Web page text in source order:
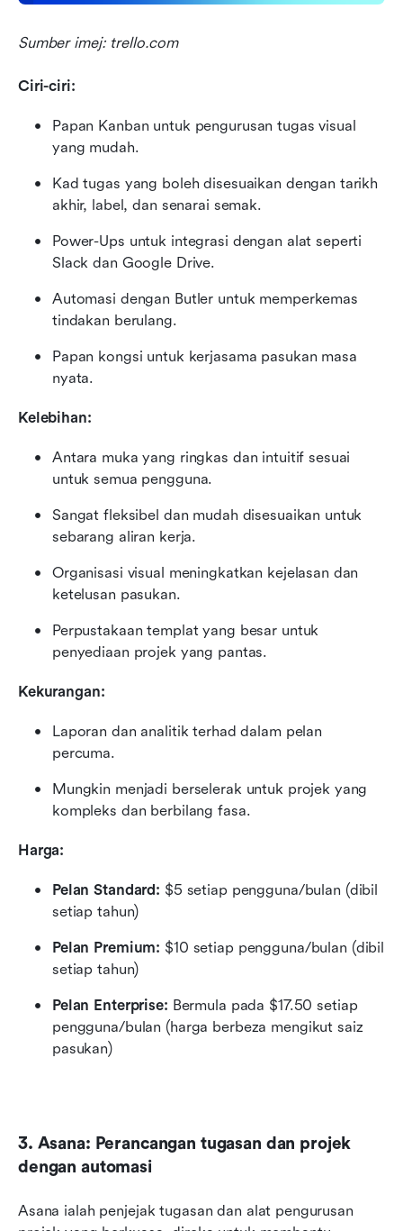
Sumber imej: trello.com
Ciri-ciri:
Papan Kanban untuk pengurusan tugas visual
yang mudah.
Kad tugas yang boleh disesuaikan dengan tarikh
akhir, label, dan senarai semak.
Power-Ups untuk integrasi dengan alat seperti
Slack dan Google Drive.
Automasi dengan Butler untuk memperkemas
tindakan berulang.
Papan kongsi untuk kerjasama pasukan masa
nyata.
Kelebihan:
Antara muka yang ringkas dan intuitif sesuai
untuk semua pengguna.
Sangat fleksibel dan mudah disesuaikan untuk
sebarang aliran kerja.
Organisasi visual meningkatkan kejelasan dan
ketelusan pasukan.
Perpustakaan templat yang besar untuk
penyediaan projek yang pantas.
Kekurangan:
Laporan dan analitik terhad dalam pelan
percuma.
Mungkin menjadi berselerak untuk projek yang
kompleks dan berbilang fasa.
Harga:
Pelan Standard: $5 setiap pengguna/bulan (dibil
setiap tahun)
Pelan Premium: $10 setiap pengguna/bulan (dibil
setiap tahun)
Pelan Enterprise: Bermula pada $17.50 setiap
pengguna/bulan (harga berbeza mengikut saiz
pasukan)
3. Asana: Perancangan tugasan dan projek
dengan automasi
Asana ialah penjejak tugasan dan alat pengurusan